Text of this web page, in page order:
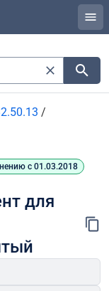
/
с 01.03.2018
для